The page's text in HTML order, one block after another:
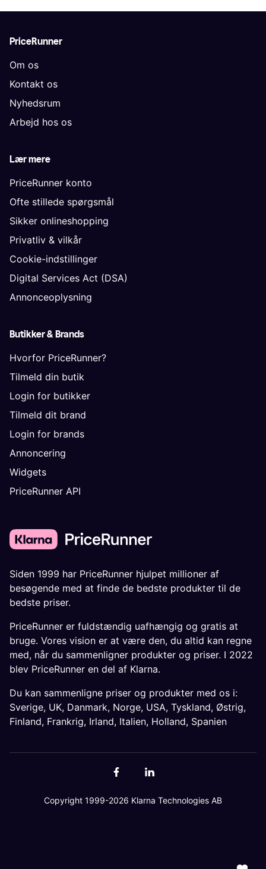
PriceRunner
Om os
Kontakt os
Nyhedsrum
Arbejd hos os
Lær mere
PriceRunner konto
Ofte stillede spørgsmål
Sikker onlineshopping
Privatliv & vilkår
Cookie-indstillinger
Digital Services Act (DSA)
Annonceoplysning
Butikker & Brands
Hvorfor PriceRunner?
Tilmeld din butik
Login for butikker
Tilmeld dit brand
Login for brands
Annoncering
Widgets
PriceRunner API
Siden 1999 har PriceRunner hjulpet millioner af
besøgende med at finde de bedste produkter til de
bedste priser.
PriceRunner er fuldstændig uafhængig og gratis at
bruge. Vores vision er at være den, du altid kan regne
med, når du sammenligner produkter og priser. I 2022
blev PriceRunner en del af Klarna.
Du kan sammenligne priser og produkter med os i:
Sverige, UK, Danmark, Norge, USA, Tyskland, Østrig,
Finland, Frankrig, Irland, Italien, Holland, Spanien
Copyright 1999-2026 Klarna Technologies AB